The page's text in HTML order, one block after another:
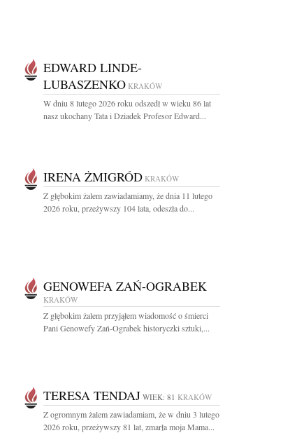
EDWARD LINDE-
LUBASZENKO KRAKÓW
W dniu 8 lutego 2026 roku odszedł w wieku 86 lat
nasz ukochany Tata i Dziadek Profesor Edward...
IRENA ŻMIGRÓD KRAKÓW
Z głębokim żalem zawiadamiamy, że dnia 11 lutego
2026 roku, przeżywszy 104 lata, odeszła do...
GENOWEFA ZAŃ-OGRABEK
KRAKÓW
Z głębokim żalem przyjąłem wiadomość o śmierci
Pani Genowefy Zań-Ograbek historyczki sztuki,...
TERESA TENDAJ WIEK: 81 KRAKÓW
Z ogromnym żalem zawiadamiam, że w dniu 3 lutego
2026 roku, przeżywszy 81 lat, zmarła moja Mama...